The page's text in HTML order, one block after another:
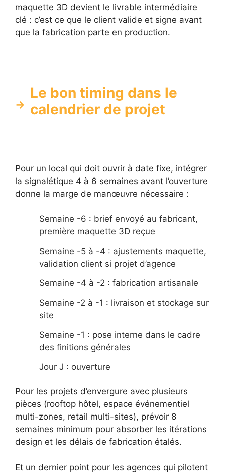
maquette 3D devient le livrable intermédiaire
clé : c’est ce que le client valide et signe avant
que la fabrication parte en production.
Le bon timing dans le
calendrier de projet
Pour un local qui doit ouvrir à date fixe, intégrer
la signalétique 4 à 6 semaines avant l’ouverture
donne la marge de manœuvre nécessaire :
Semaine -6 : brief envoyé au fabricant,
première maquette 3D reçue
Semaine -5 à -4 : ajustements maquette,
validation client si projet d’agence
Semaine -4 à -2 : fabrication artisanale
Semaine -2 à -1 : livraison et stockage sur
site
Semaine -1 : pose interne dans le cadre
des finitions générales
Jour J : ouverture
Pour les projets d’envergure avec plusieurs
pièces (rooftop hôtel, espace événementiel
multi-zones, retail multi-sites), prévoir 8
semaines minimum pour absorber les itérations
design et les délais de fabrication étalés.
Et un dernier point pour les agences qui pilotent